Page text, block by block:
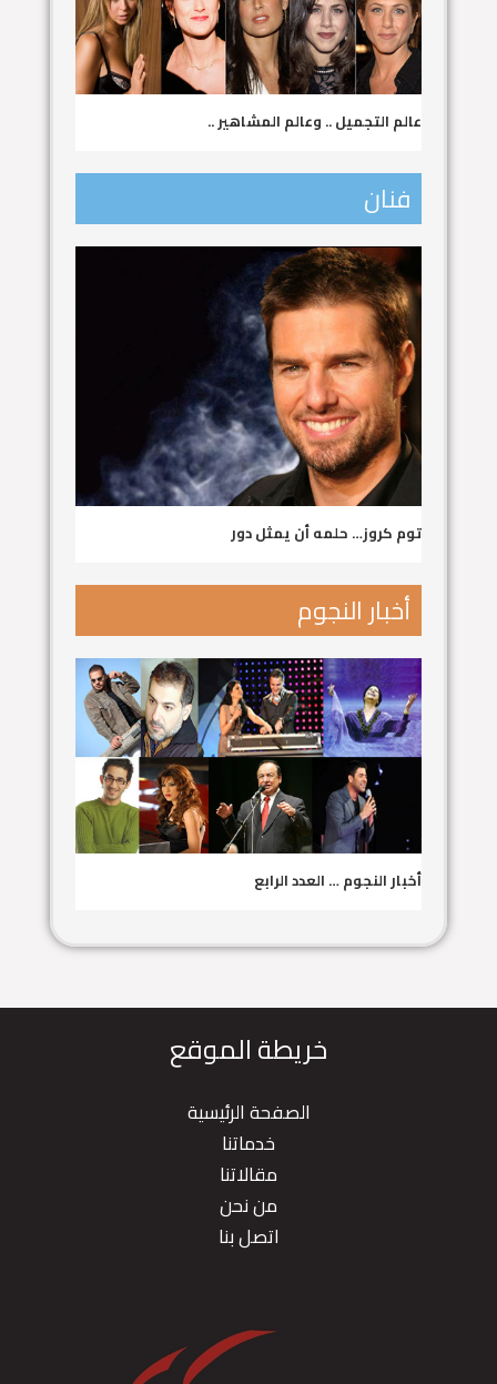
عالم التجميل .. وعالم المشاهير ..
فنان
توم كروز… حلمه أن يمثل دور
أخبار النجوم
أخبار النجوم … العدد الرابع
خريطة الموقع
الصفحة الرئيسية
خدماتنا
مقالاتنا
من نحن
اتصل بنا